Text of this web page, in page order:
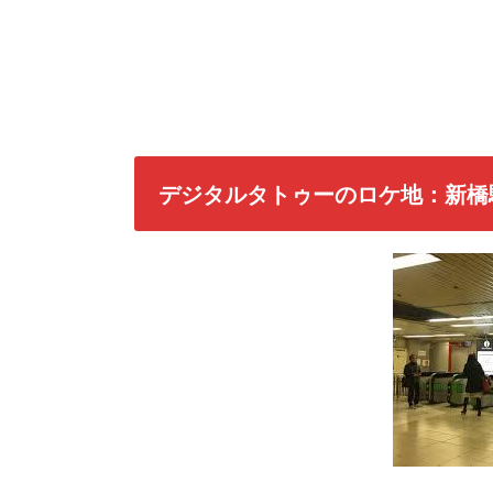
デジタルタトゥーのロケ地：新